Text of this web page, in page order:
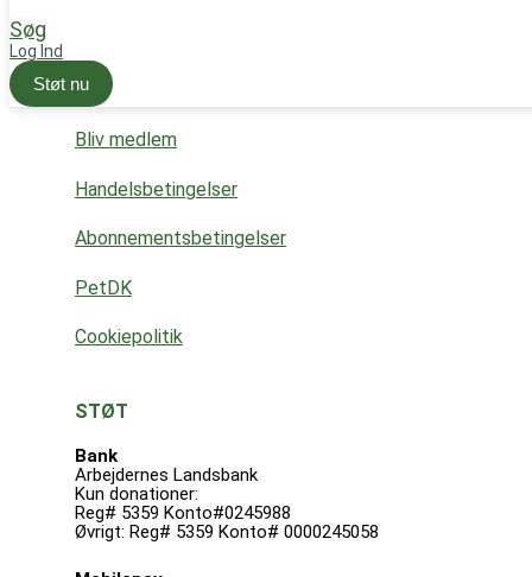
Søg
Log Ind
Støt nuLog ind
Bliv medlem
Handelsbetingelser
Abonnementsbetingelser
PetDK
Cookiepolitik
STØT
Bank
Arbejdernes Landsbank
Kun donationer:
Reg# 5359 Konto#0245988
Øvrigt: Reg# 5359 Konto# 0000245058